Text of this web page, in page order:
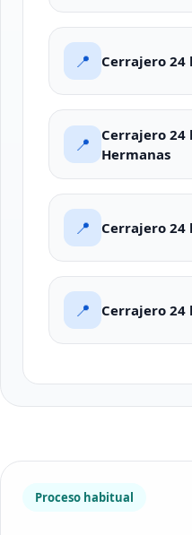
📍 Cerrajero 24
📍
Cerrajero 24
Hermanas
📍 Cerrajero 24
📍 Cerrajero 24
Proceso habitual